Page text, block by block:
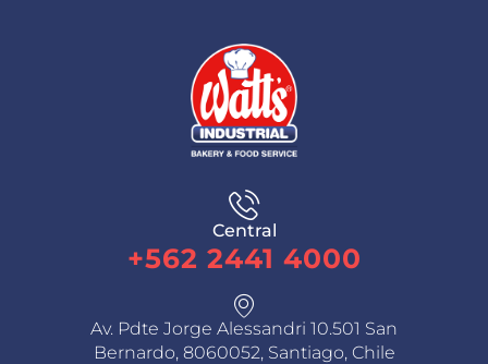
Central
+562 2441 4000
Av. Pdte Jorge Alessandri 10.501 San
Bernardo, 8060052, Santiago, Chile